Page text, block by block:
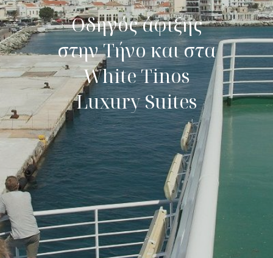
Οδηγός άφιξης
στην Τήνο και στα
White Tinos
Luxury Suites